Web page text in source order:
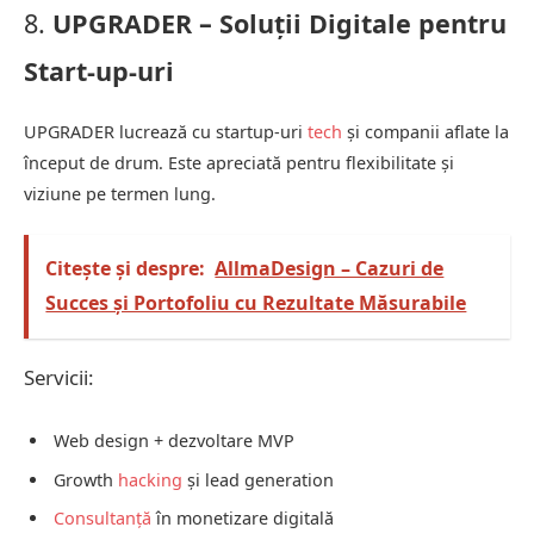
8. UPGRADER – Soluții Digitale pentru
Start-up-uri
UPGRADER lucrează cu startup-uri tech și companii aflate la
început de drum. Este apreciată pentru flexibilitate și
viziune pe termen lung.
Citește și despre: AllmaDesign – Cazuri de
Succes și Portofoliu cu Rezultate Măsurabile
Servicii:
Web design + dezvoltare MVP
Growth hacking și lead generation
Consultanță în monetizare digitală